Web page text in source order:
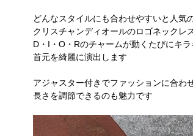
どんなスタイルにも合わせやすいと人気
クリスチャンディオールのロゴネックレ
D・I・O・Rのチャームが動くたびにキラ
首元を綺麗に演出します
アジャスター付きでファッションに合わ
長さを調節できるのも魅力です